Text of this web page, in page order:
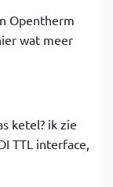
Opentherm
wat meer
ketel? ik zie
TTL interface,